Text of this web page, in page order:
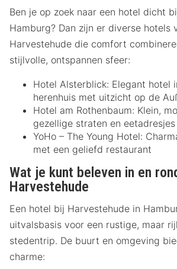
Ben je op zoek naar een hotel dicht
Hamburg? Dan zijn er diverse hotels
Harvestehude die comfort
stijlvolle, ontspannen sfeer:
Hotel Alsterblick: Elegant hotel
herenhuis met uitzicht op de
Hotel am Rothenbaum: Klein,
gezellige straten en eetadresjes
YoHo – The Young Hotel:
met een geliefd restaurant
Wat je kunt beleven in en
Harvestehude
Een hotel bij Harvestehude in
uitvalsbasis voor een rustige, maar
stedentrip. De buurt en omgeving
charme: